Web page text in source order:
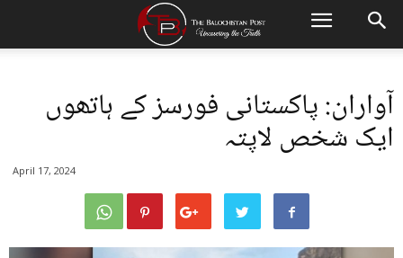
آواران: پاکستانی فورسز کے ہاتھوں
ایک شخص لاپتہ
April 17, 2024